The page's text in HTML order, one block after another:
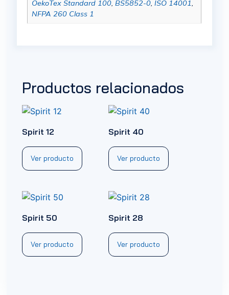
OekoTex Standard 100, BS5852-0, ISO 14001,
NFPA 260 Class 1
Productos relacionados
Spirit 12
Ver producto
Spirit 40
Ver producto
Spirit 50
Ver producto
Spirit 28
Ver producto